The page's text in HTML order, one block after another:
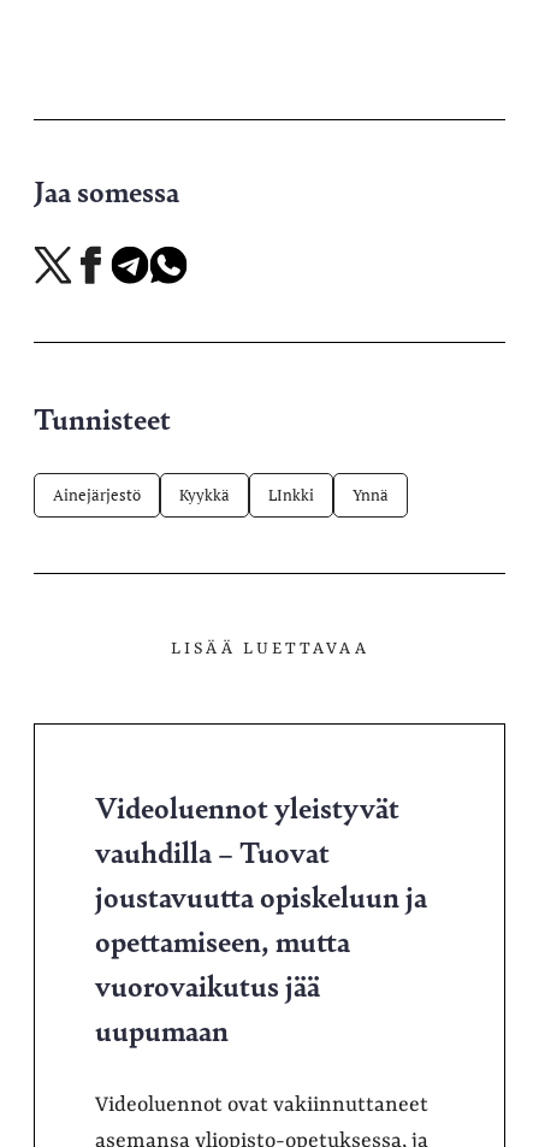
Jaa somessa
Jaa
X-
Jaa
Facebookissa
Jaa
Telegramissa
Jaa
WhatsAppissa
Tunnisteet
Ainejärjestö Kyykkä LInkki Ynnä
LISÄÄ LUETTAVAA
Videoluennot yleistyvät
vauhdilla – Tuovat
joustavuutta opiskeluun ja
opettamiseen, mutta
vuorovaikutus jää
uupumaan
Videoluennot ovat vakiinnuttaneet
asemansa yliopisto-opetuksessa, ja